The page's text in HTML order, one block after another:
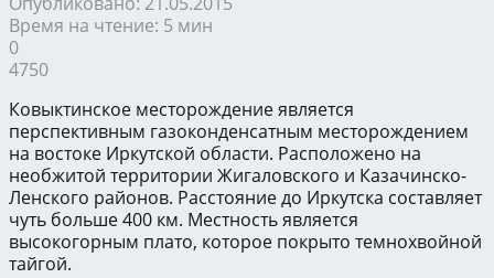
Время на чтение: 5 мин
0
4750
Ковыктинское месторождение является
перспективным газоконденсатным месторождением
на востоке Иркутской области. Расположено на
необжитой территории Жигаловского и Казачинско-
Ленского районов. Расстояние до Иркутска составляет
чуть больше 400 км. Местность является
высокогорным плато, которое покрыто темнохвойной
тайгой.